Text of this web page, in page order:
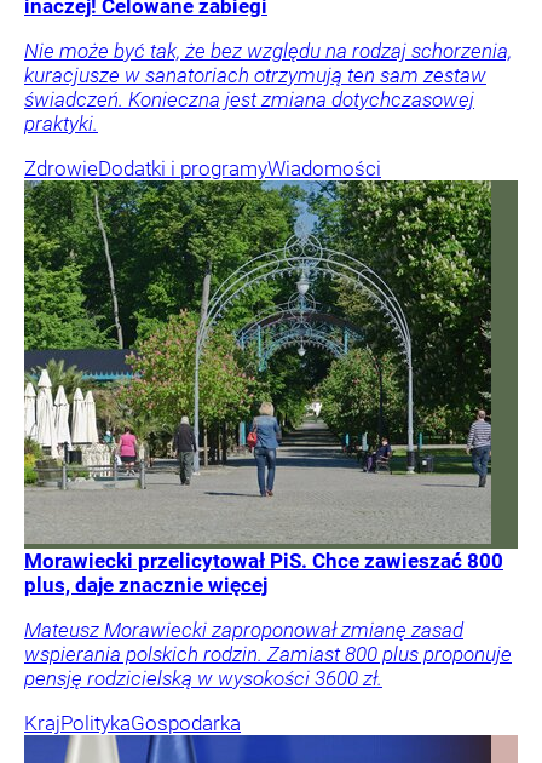
inaczej! Celowane zabiegi
Nie może być tak, że bez względu na rodzaj schorzenia,
kuracjusze w sanatoriach otrzymują ten sam zestaw
świadczeń. Konieczna jest zmiana dotychczasowej
praktyki.
ZdrowieDodatki i programyWiadomości
Morawiecki przelicytował PiS. Chce zawieszać 800
plus, daje znacznie więcej
Mateusz Morawiecki zaproponował zmianę zasad
wspierania polskich rodzin. Zamiast 800 plus proponuje
pensję rodzicielską w wysokości 3600 zł.
KrajPolitykaGospodarka